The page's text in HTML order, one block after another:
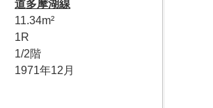
道多摩湖線
11.34m²
1R
1/2階
1971年12月